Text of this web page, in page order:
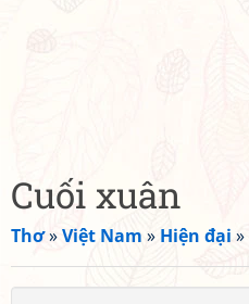
Cuối xuân
Thơ»Việt Nam » Hiện đại »